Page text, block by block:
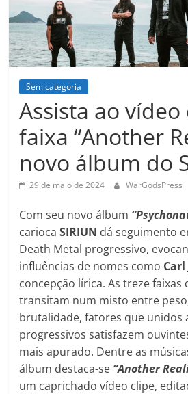
Sem categoria
Assista ao vídeo
faixa “Another
novo álbum do
29 de maio de 2024 WarGodsPress
Com seu novo álbum
cariocaSIRIUN dá seguimento
Death Metal progressivo,
influências de nomes como Carl
concepção lírica. As treze faixas
transitam num misto entre
brutalidade, fatores que unidos
progressivos satisfazem
mais apurado. Dentre as
álbum destaca-se “Another
um caprichado vídeo clipe,